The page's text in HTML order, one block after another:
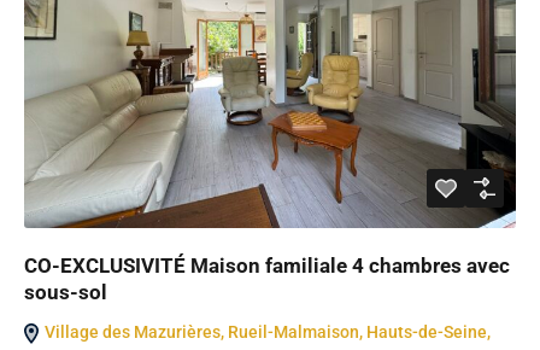
CO-EXCLUSIVITÉ Maison familiale 4 chambres avec
sous-sol
Village des Mazurières, Rueil-Malmaison, Hauts-de-Seine,